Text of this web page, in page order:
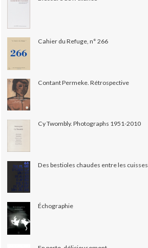
Cahier du Refuge, n° 266
Contant Permeke. Rétrospective
Cy Twombly. Photographs 1951-2010
Des bestioles chaudes entre les cuisses
Échographie